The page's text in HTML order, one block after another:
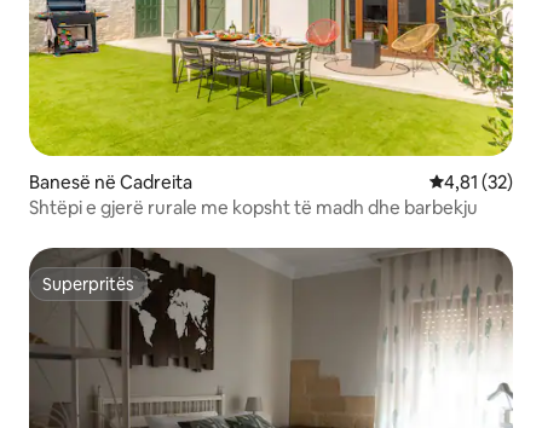
Banesë në Cadreita Vlerësimi
4,81 (32)
Shtëpi e gjerë rurale me kopsht të madh dhe barbekju
Superpritës
Superpritës